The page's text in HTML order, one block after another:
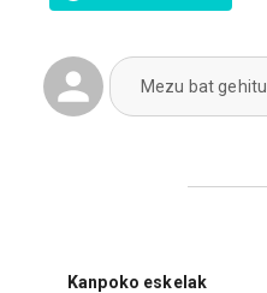
Mezu bat gehitu
Kanpoko eskelak